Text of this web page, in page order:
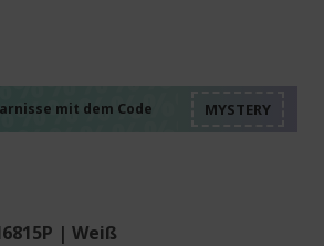
mit dem Code
| Weiß